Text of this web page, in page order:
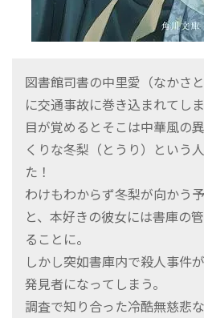
図書館司書の中里愛（なかさ
に交通事故に巻き込まれてしま
目が覚めるとそこは中華風の
くりな冬梨（とうり）という
た！
わけもわからず冬梨が向かう
と、本好きの彼女には書庫の
ることに。
しかし突如書庫内で殺人事件
発見者になってしまう。
調査で知り合った冷酷無慈悲